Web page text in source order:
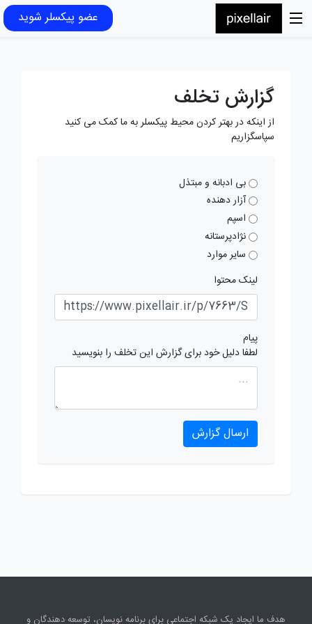
عضو پیکسلر شوید
گزارش تخلف
از اینکه در بهتر کردن محیط پیکسلر به ما کمک می کنید
سپاسگزاریم
بی ادبانه و مبتذل
آزار دهنده
اسپم
نژادپرستانه
سایر موارد
لینک محتوا
پیام
لطفا دلیل خود برای گزارش این تخلف را بنویسید
ارسال گزارش
هدف ما ایجاد یک شبکه اجتماعی برای برنامه نویسان، توسعه دهندگان و